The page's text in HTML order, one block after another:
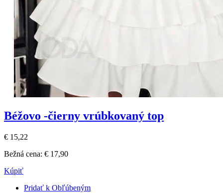
Béžovo -čierny vrúbkovaný top
€ 15,22
Bežná cena: € 17,90
Kúpiť
Pridať k Obľúbeným